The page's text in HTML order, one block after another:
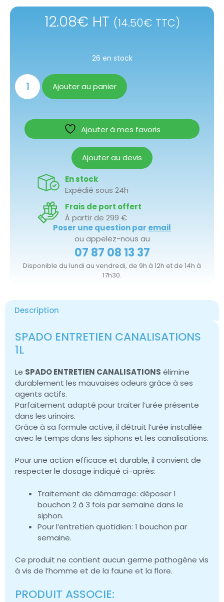
12.08€ HT (14.50€ TTC)
26 en stock
Ajouter au panier
Ajouter à mes favoris
Ajouter au devis
En stock
Expédié sous 24h
Frais de port offert
À partir de 299 €
Poser une question par email
ou appelez-nous au
07 87 08 13 37
Disponible du lundi au vendredi, de 9h à 12h et de 14h à
17h30.
Description
SPADO ENTRETIEN CANALISATIONS
1L
Le SPADO ENTRETIEN CANALISATIONS élimine
durablement les mauvaises odeurs grâce à ses
agents actifs.
Parfaitement adapté pour traiter l’urée présente
dans les urinoirs.
Grâce à sa formule active, il détruit l’urée installée
avec le temps dans les siphons et les canalisations.
Pour une action efficace et durable, il convient de
respecter le dosage indiqué ci-après:
Traitement de démarrage: déposer 1
bouchon 2 à 3 fois par semaine dans le
siphon.
Pour l’entretien quotidien: 1 bouchon par
semaine.
Ce produit ne contient aucun germe pathogène vis
à vis de l’homme et de la faune et la flore.
PRODUIT ASSOCIE: